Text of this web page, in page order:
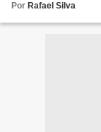
Por Rafael Silva